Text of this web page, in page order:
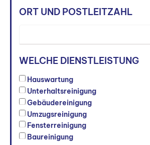
ORT UND POSTLEITZAHL
WELCHE DIENSTLEISTUNG
Hauswartung
Unterhaltsreinigung
Gebäudereinigung
Umzugsreinigung
Fensterreinigung
Baureinigung